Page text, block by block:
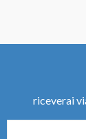
riceverai